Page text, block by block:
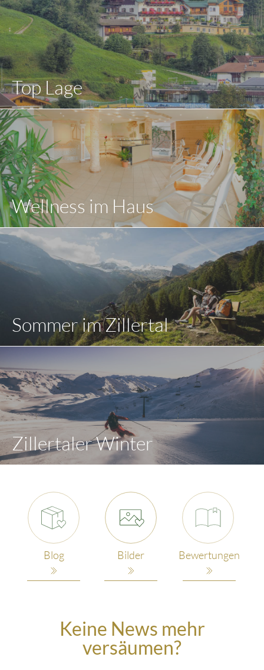
Top Lage
Wellness im Haus
Sommer im Zillertal
Zillertaler Winter
Blog Bilder Bewertungen
Keine News mehr
versäumen?